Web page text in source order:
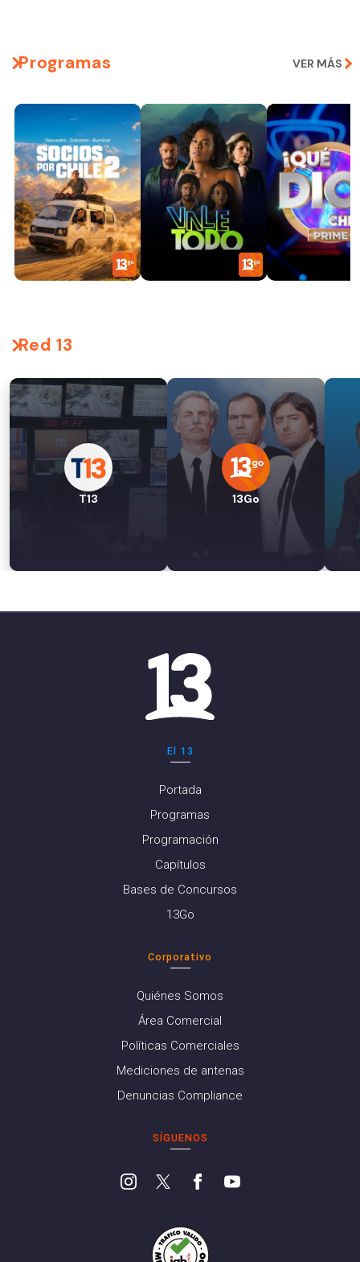
Programas VER MÁS
Red 13
T13 13Go
El 13
Portada
Programas
Programación
Capítulos
Bases de Concursos
13Go
Corporativo
Quiénes Somos
Área Comercial
Políticas Comerciales
Mediciones de antenas
Denuncias Compliance
SÍGUENOS